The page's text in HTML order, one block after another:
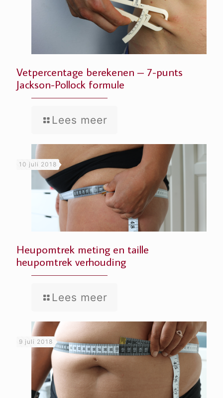
Vetpercentage berekenen – 7-punts
Jackson-Pollock formule
Lees meer
10 juli 2018
Heupomtrek meting en taille
heupomtrek verhouding
Lees meer
9 juli 2018